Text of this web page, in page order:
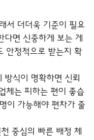
서 더더욱 기준이 필요
면 신중하게 보는 게
안정적으로 받는지 확
식이 명확하면 신뢰
체는 피하는 편이 좋습
이 가능해야 편차가 줄
중심의 빠른 배정 체